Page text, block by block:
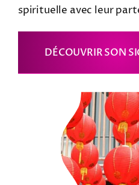
spirituelle avec leur
DÉCOUVRIR SON